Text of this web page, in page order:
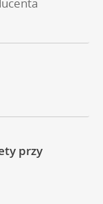
przy